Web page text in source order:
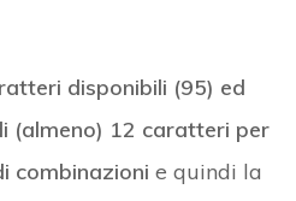
disponibili (95) ed
(almeno) 12 caratteri per
combinazioni e quindi la